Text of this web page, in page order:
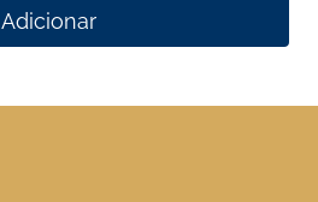
Adicionar